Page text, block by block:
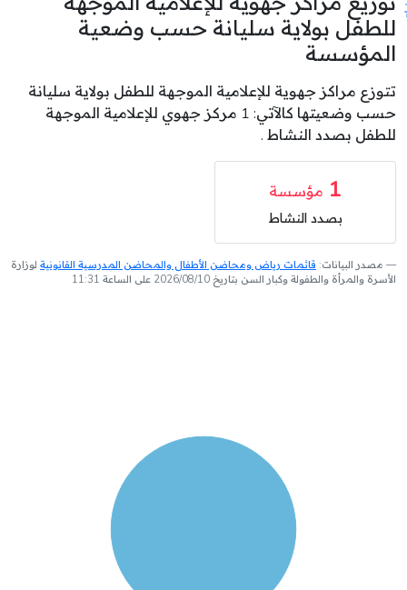
للطفل بولاية سليانة حسب وضعية
المؤسسة
تتوزع مراكز جهوية للإعلامية الموجهة للطفل بولاية سليانة
حسب وضعيتها كالآتي: 1 مركز جهوي للإعلامية الموجهة
للطفل بصدد النشاط .
1 مؤسسة
بصدد النشاط
مصدر البيانات: قائمات رياض ومحاضن الأطفال والمحاضن المدرسية القانونية لوزارة
الأسرة والمرأة والطفولة وكبار السن بتاريخ 2026/08/10 على الساعة 11:31